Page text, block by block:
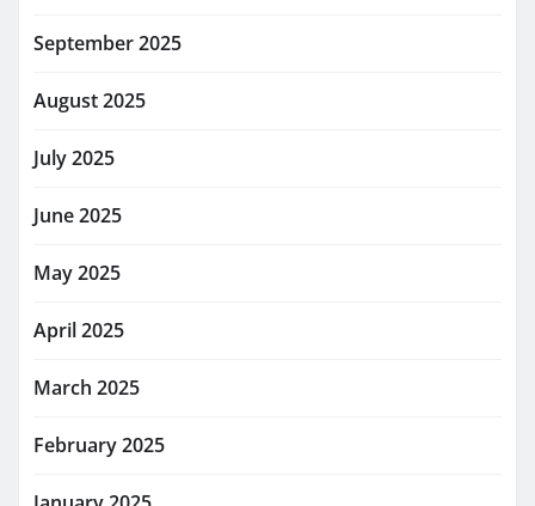
September 2025
August 2025
July 2025
June 2025
May 2025
April 2025
March 2025
February 2025